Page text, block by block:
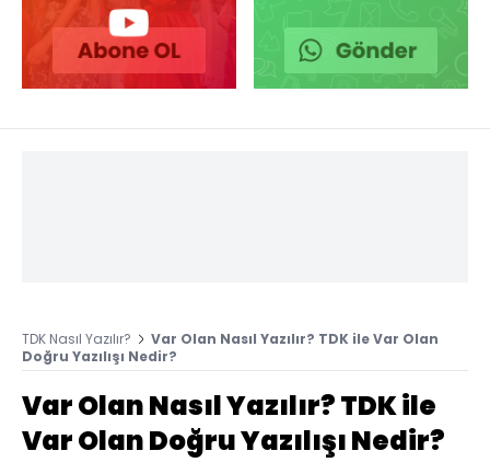
TDK Nasıl Yazılır?
Var Olan Nasıl Yazılır? TDK ile Var Olan
Doğru Yazılışı Nedir?
Var Olan Nasıl Yazılır? TDK ile
Var Olan Doğru Yazılışı Nedir?